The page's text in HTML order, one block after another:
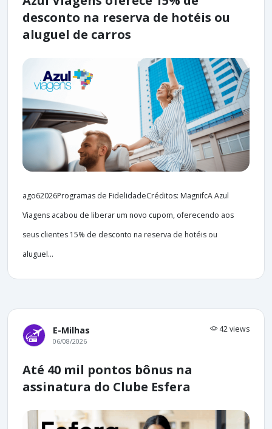
desconto na reserva de hotéis ou
aluguel de carros
ago62026Programas de FidelidadeCréditos: MagnifcA Azul
Viagens acabou de liberar um novo cupom, oferecendo aos
seus clientes 15% de desconto na reserva de hotéis ou
aluguel...
E-Milhas 42 views
06/08/2026
Até 40 mil pontos bônus na
assinatura do Clube Esfera